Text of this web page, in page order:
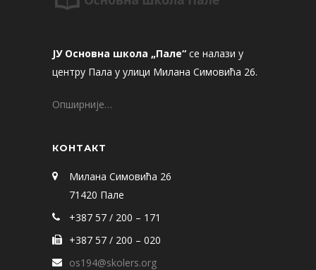
ЈУ Основна школа „Пале“ се налази у
центру Пала у улици Милана Симовића 26.
Опширније…
КОНТАКТ
Милана Симовића 26
71420 Пале
+387 57 / 200 – 171
+387 57 / 200 – 020
os194@skolers.org